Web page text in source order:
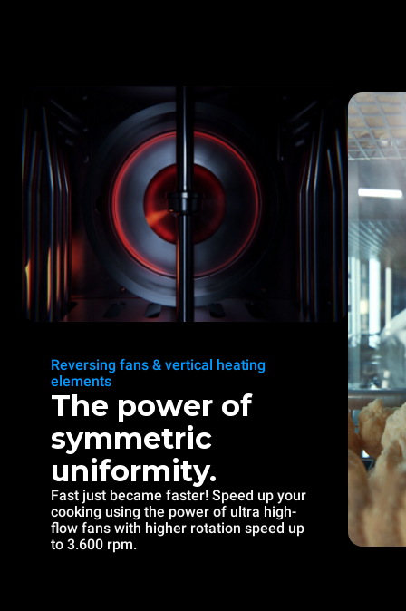
Reversing fans & vertical heating
elements
The power of
symmetric
uniformity.
Fast just became faster! Speed up your
cooking using the power of ultra high-
flow fans with higher rotation speed up
to 3.600 rpm.